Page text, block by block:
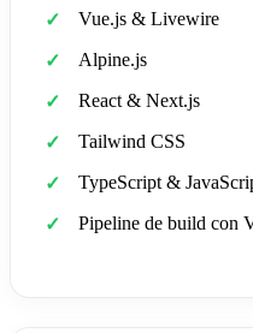
Vue.js & Livewire
Alpine.js
React & Next.js
Tailwind CSS
TypeScript &
Pipeline de build con